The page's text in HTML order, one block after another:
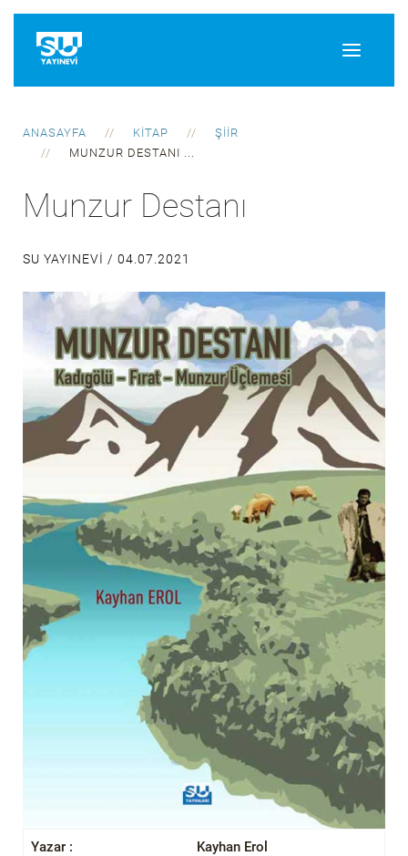
ANASAYFA KITAP
ŞIIR
MUNZUR DESTANI ...
Munzur Destanı
SU YAYINEVI / 04.07.2021
Yazar :
Kayhan Erol